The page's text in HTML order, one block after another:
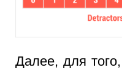
Далее, для